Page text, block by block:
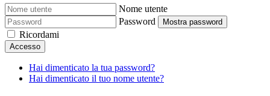
Nome utente
Password
Mostra password
Ricordami
Accesso
Hai dimenticato la tua password?
Hai dimenticato il tuo nome utente?